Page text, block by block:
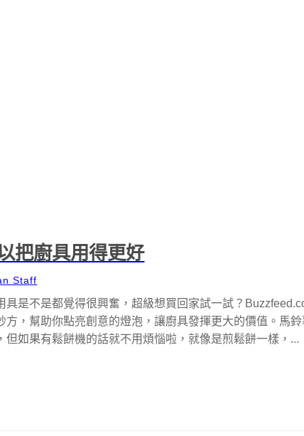
把廚具用得更好
Staff
具是不是都覺得很興奮，超級想買回家試一試？
方，幫助你點亮創意的燈泡，讓廚具發揮更大的價值。馬
但如果有鬆餅機的話就不用煩惱啦，就像是煎鬆餅一樣，...